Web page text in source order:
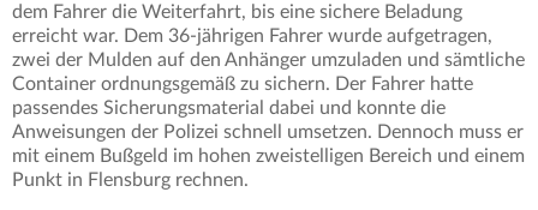
dem Fahrer die Weiterfahrt, bis eine sichere Beladung
erreicht war. Dem 36-jährigen Fahrer wurde aufgetragen,
zwei der Mulden auf den Anhänger umzuladen und sämtliche
Container ordnungsgemäß zu sichern. Der Fahrer hatte
passendes Sicherungsmaterial dabei und konnte die
Anweisungen der Polizei schnell umsetzen. Dennoch muss er
mit einem Bußgeld im hohen zweistelligen Bereich und einem
Punkt in Flensburg rechnen.